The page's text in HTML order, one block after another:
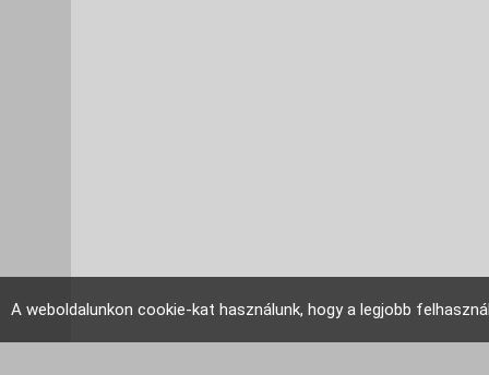
A weboldalunkon cookie-kat használunk, hogy a legjobb